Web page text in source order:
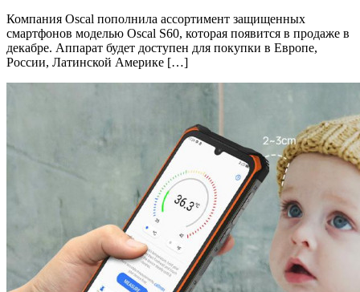
Компания Oscal пополнила ассортимент защищенных
смартфонов моделью Oscal S60, которая появится в продаже в
декабре. Аппарат будет доступен для покупки в Европе,
России, Латинской Америке […]